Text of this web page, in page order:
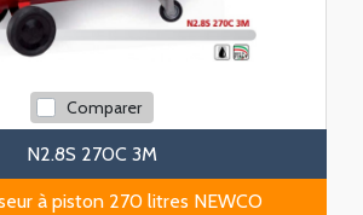
Comparer
N2.8S 270C 3M
à piston 270 litres NEWCO